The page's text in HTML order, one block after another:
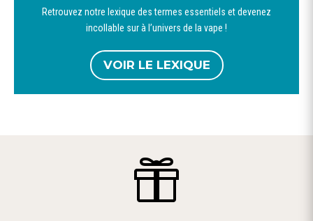
Retrouvez notre lexique des termes essentiels et devenez
incollable sur à l’univers de la vape !
VOIR LE LEXIQUE
